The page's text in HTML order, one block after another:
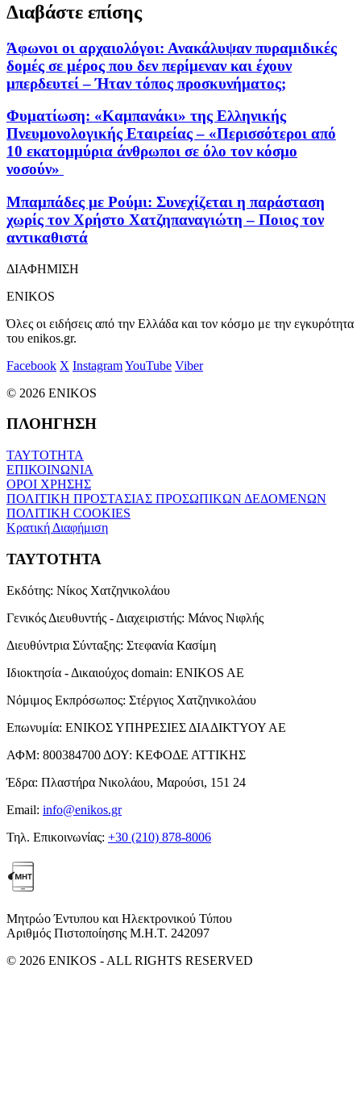
Διαβάστε επίσης
Άφωνοι οι αρχαιολόγοι: Ανακάλυψαν πυραμιδικές
δομές σε μέρος που δεν περίμεναν και έχουν
μπερδευτεί – Ήταν τόπος προσκυνήματος;
Φυματίωση: «Καμπανάκι» της Ελληνικής
Πνευμονολογικής Εταιρείας – «Περισσότεροι από
10 εκατομμύρια άνθρωποι σε όλο τον κόσμο
νοσούν»
Μπαμπάδες με Ρούμι: Συνεχίζεται η παράσταση
χωρίς τον Χρήστο Χατζηπαναγιώτη – Ποιος τον
αντικαθιστά
ΔΙΑΦΗΜΙΣΗ
ENIKOS
Όλες οι ειδήσεις από την Ελλάδα και τον κόσμο με την εγκυρότητα
του enikos.gr.
Facebook X InstagramYouTube Viber
© 2026 ENIKOS
ΠΛΟΗΓΗΣΗ
ΤΑΥΤΟΤΗΤΑ
ΕΠΙΚΟΙΝΩΝΙΑ
ΟΡΟΙ ΧΡΗΣΗΣ
ΠΟΛΙΤΙΚΗ ΠΡΟΣΤΑΣΙΑΣ ΠΡΟΣΩΠΙΚΩΝ ΔΕΔΟΜΕΝΩΝ
ΠΟΛΙΤΙΚΗ COOKIES
Κρατική Διαφήμιση
ΤΑΥΤΟΤΗΤΑ
Εκδότης: Νίκος Χατζηνικολάου
Γενικός Διευθυντής - Διαχειριστής: Μάνος Νιφλής
Διευθύντρια Σύνταξης: Στεφανία Κασίμη
Ιδιοκτησία - Δικαιούχος domain: ENIKOS AE
Νόμιμος Εκπρόσωπος: Στέργιος Χατζηνικολάου
Επωνυμία: ΕΝΙΚΟΣ ΥΠΗΡΕΣΙΕΣ ΔΙΑΔΙΚΤΥΟΥ ΑΕ
ΑΦΜ: 800384700 ΔΟΥ: ΚΕΦΟΔΕ ΑΤΤΙΚΗΣ
Έδρα: Πλαστήρα Νικολάου, Μαρούσι, 151 24
Email: info@enikos.gr
Τηλ. Επικοινωνίας: +30 (210) 878-8006
Μητρώο Έντυπου και Ηλεκτρονικού Τύπου
Αριθμός Πιστοποίησης Μ.Η.Τ. 242097
© 2026 ENIKOS - ALL RIGHTS RESERVED